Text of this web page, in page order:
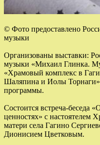
© Фото предоставлено
музыки
Организованы выставки:
музыки «Михаил Глинка.
«Храмовый комплекс в
Шаляпина и Иолы
программы.
Состоится встреча-беседа
ценностях» с настоятелем
матери села Гагино
Дионисием Цветковым.